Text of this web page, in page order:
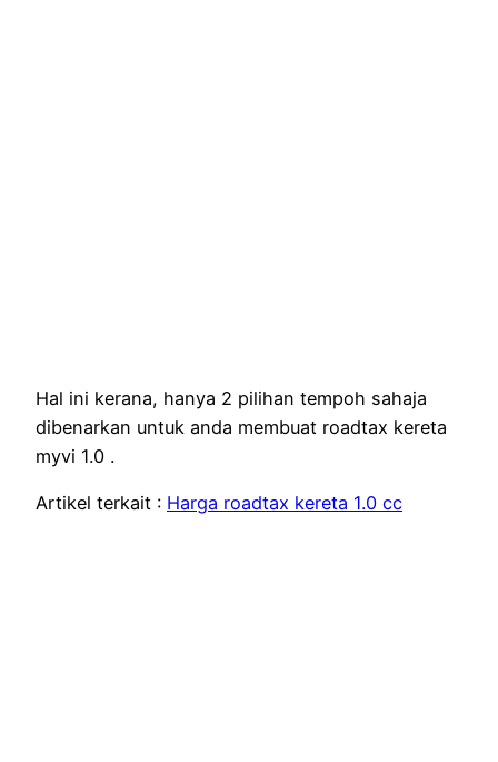
Hal ini kerana, hanya 2 pilihan tempoh sahaja
dibenarkan untuk anda membuat roadtax kereta
myvi 1.0 .
Artikel terkait : Harga roadtax kereta 1.0 cc